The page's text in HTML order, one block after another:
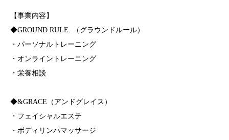
【事業内容】
◆GROUND RULE. （グラウンドルール）
・パーソナルトレーニング
・オンライントレーニング
・栄養相談
◆&GRACE（アンドグレイス）
・フェイシャルエステ
・ボディリンパマッサージ